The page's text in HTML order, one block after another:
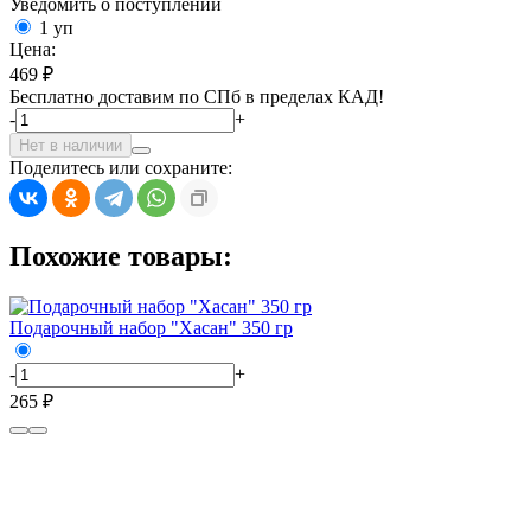
Уведомить о поступлении
1 уп
Цена:
469 ₽
Бесплатно доставим по СПб в пределах КАД!
-
+
Нет в наличии
Поделитесь или сохраните:
Похожие товары:
Подарочный набор "Хасан" 350 гр
-
+
265 ₽